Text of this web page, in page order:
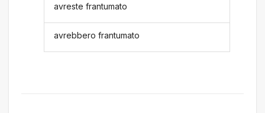
avreste frantumato
avrebbero frantumato